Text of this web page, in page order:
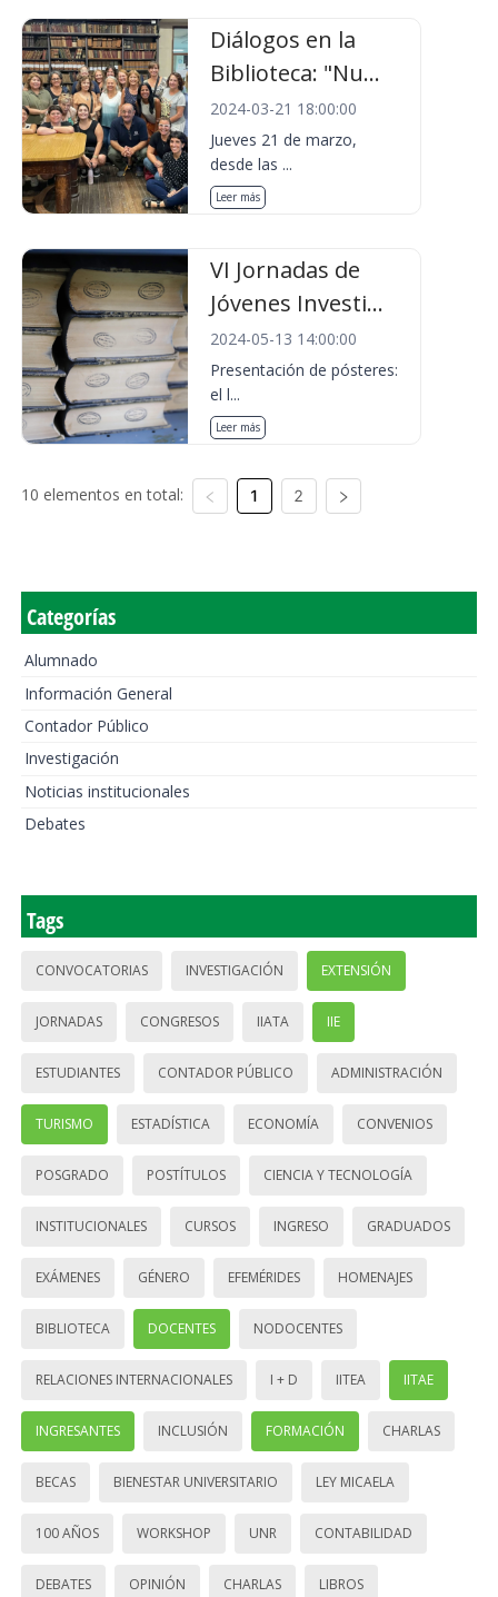
Diálogos en la
Biblioteca: "Nu...
2024-03-21 18:00:00
Jueves 21 de marzo,
desde las ...
Leer más
VI Jornadas de
Jóvenes Investi...
2024-05-13 14:00:00
Presentación de pósteres:
el l...
Leer más
10 elementos en total: 1 2
Categorías
Alumnado
Información General
Contador Público
Investigación
Noticias institucionales
Debates
Tags
CONVOCATORIAS INVESTIGACIÓN EXTENSIÓN
JORNADAS CONGRESOS IIATA IIE
ESTUDIANTES CONTADOR PÚBLICO ADMINISTRACIÓN
TURISMO ESTADÍSTICA ECONOMÍA CONVENIOS
POSGRADO POSTÍTULOS CIENCIA Y TECNOLOGÍA
INSTITUCIONALES CURSOS INGRESO GRADUADOS
EXÁMENES GÉNERO EFEMÉRIDES HOMENAJES
BIBLIOTECA DOCENTES NODOCENTES
RELACIONES INTERNACIONALES I + D IITEA IITAE
INGRESANTES INCLUSIÓN FORMACIÓN CHARLAS
BECAS BIENESTAR UNIVERSITARIO LEY MICAELA
100 AÑOS WORKSHOP UNR CONTABILIDAD
DEBATES OPINIÓN CHARLAS LIBROS